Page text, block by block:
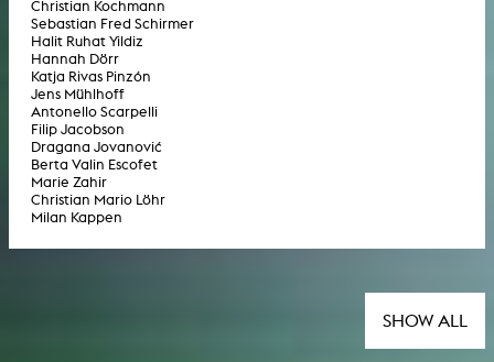
Christian Kochmann
Sebastian Fred Schirmer
Halit Ruhat Yildiz
Hannah Dörr
Katja Rivas Pinzón
Jens Mühlhoff
Antonello Scarpelli
Filip Jacobson
Dragana Jovanović
Berta Valin Escofet
Marie Zahir
Christian Mario Löhr
Milan Kappen
SHOW ALL